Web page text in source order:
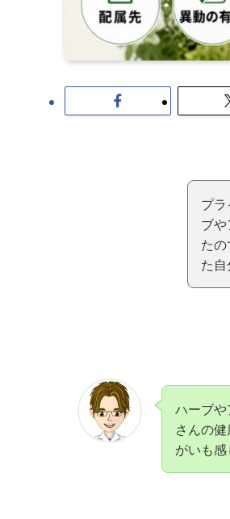
プ
ブ
た
た自
ハーブ
さんの
がいも感